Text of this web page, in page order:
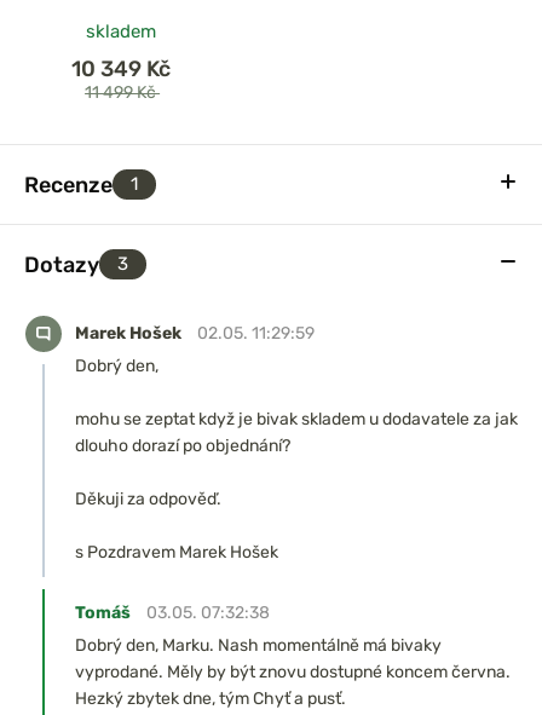
skladem
10 349 Kč
11 499 Kč
Recenze 1
Dotazy 3
Marek Hošek
02.05. 11:29:59
Dobrý den,
mohu se zeptat když je bivak skladem u dodavatele za jak
dlouho dorazí po objednání?
Děkuji za odpověď.
s Pozdravem Marek Hošek
Tomáš
03.05. 07:32:38
Dobrý den, Marku. Nash momentálně má bivaky
vyprodané. Měly by být znovu dostupné koncem června.
Hezký zbytek dne, tým Chyť a pusť.